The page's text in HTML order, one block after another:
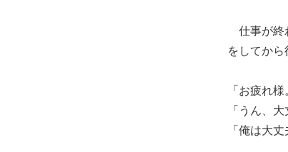
仕事が終
をしてから
「お疲れ
「うん、
「俺は大丈